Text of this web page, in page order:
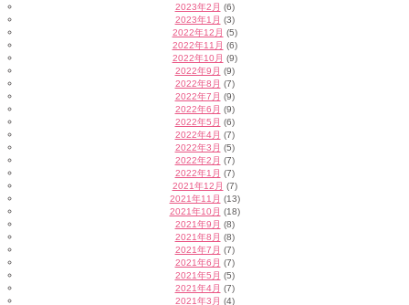
2023年2月 (6)
2023年1月 (3)
2022年12月 (5)
2022年11月 (6)
2022年10月 (9)
2022年9月 (9)
2022年8月 (7)
2022年7月 (9)
2022年6月 (9)
2022年5月 (6)
2022年4月 (7)
2022年3月 (5)
2022年2月 (7)
2022年1月 (7)
2021年12月 (7)
2021年11月 (13)
2021年10月 (18)
2021年9月 (8)
2021年8月 (8)
2021年7月 (7)
2021年6月 (7)
2021年5月 (5)
2021年4月 (7)
2021年3月 (4)